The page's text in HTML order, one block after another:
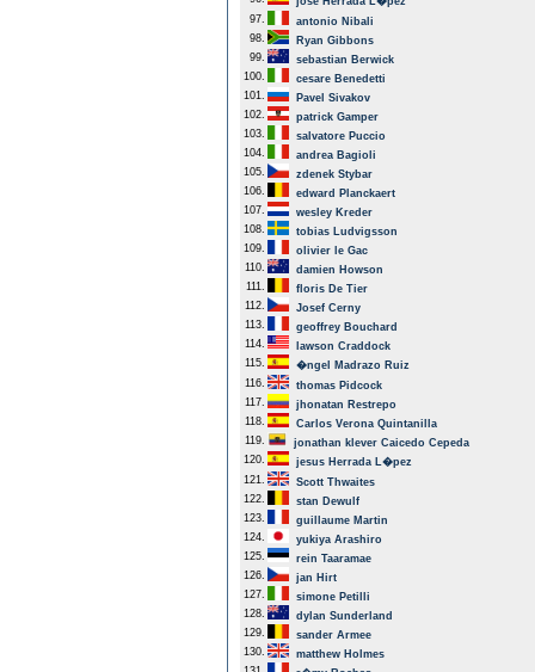
97.
antonio Nibali
98.
Ryan Gibbons
99.
sebastian Berwick
100.
cesare Benedetti
101.
Pavel Sivakov
102.
patrick Gamper
103.
salvatore Puccio
104.
andrea Bagioli
105.
zdenek Stybar
106.
edward Planckaert
107.
wesley Kreder
108.
tobias Ludvigsson
109.
olivier le Gac
110.
damien Howson
111.
floris De Tier
112.
Josef Cerny
113.
geoffrey Bouchard
114.
lawson Craddock
115.
�ngel Madrazo Ruiz
116.
thomas Pidcock
117.
jhonatan Restrepo
118.
Carlos Verona Quintanilla
119.
jonathan klever Caicedo Cepeda
120.
jesus Herrada L�pez
121.
Scott Thwaites
122.
stan Dewulf
123.
guillaume Martin
124.
yukiya Arashiro
125.
rein Taaramae
126.
jan Hirt
127.
simone Petilli
128.
dylan Sunderland
129.
sander Armee
130.
matthew Holmes